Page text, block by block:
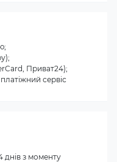
Приват24);
сервіс
днів з моменту